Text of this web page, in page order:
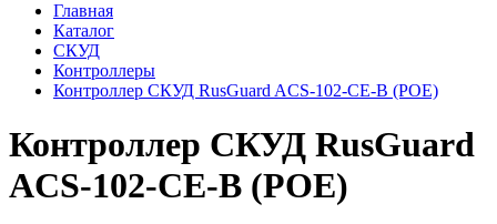
Главная
Каталог
СКУД
Контроллеры
Контроллер СКУД RusGuard ACS-102-CE-B (POE)
Контроллер СКУД RusGuard
ACS-102-CE-B (POE)